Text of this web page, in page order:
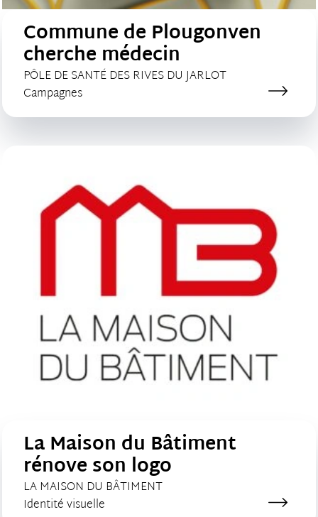
Commune de Plougonven
cherche médecin
CLIENT :
PÔLE DE SANTÉ DES RIVES DU JARLOT
Catégorie de création :
Campagnes
La Maison du Bâtiment
rénove son logo
CLIENT :
LA MAISON DU BÂTIMENT
Catégorie de création :
Identité visuelle